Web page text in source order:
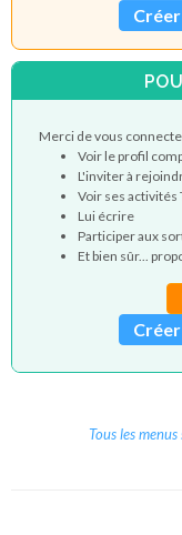
Merci de vous
Voir le profil
L'inviter à
Voir ses activités
Lui écrire
Participer aux
Et bien sûr...
Tous les